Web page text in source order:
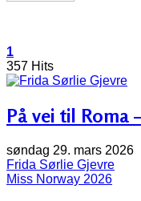
1
357 Hits
På vei til Roma
søndag 29. mars 2026
Frida Sørlie Gjevre
Miss Norway 2026